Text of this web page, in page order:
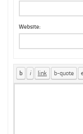
Website: